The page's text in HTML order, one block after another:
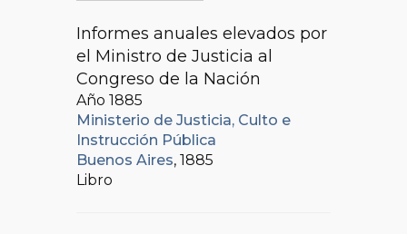
Informes anuales elevados por
el Ministro de Justicia al
Congreso de la Nación
Año 1885
Ministerio de Justicia, Culto e
Instrucción Pública
Buenos Aires, 1885
Libro